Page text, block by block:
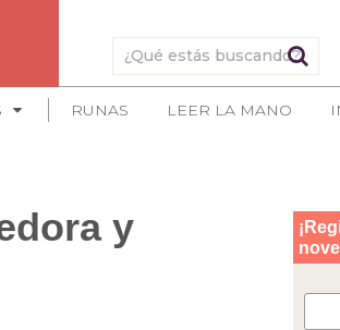
RUNAS LEER LA MANO
y